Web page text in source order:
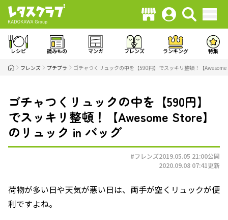
レシピ 読みもの マンガ フレンズ ランキング 特集
フレンズ プチプラ ゴチャつくリュックの中を【590円】でスッキリ整頓！【
ゴチャつくリュックの中を【590円】
でスッキリ整頓！【Awesome Store】
のリュック in バッグ
#フレンズ2019.05.05 21:00公開
2020.09.08 07:41更新
荷物が多い日や天気が悪い日は、両手が空くリュックが便
利ですよね。